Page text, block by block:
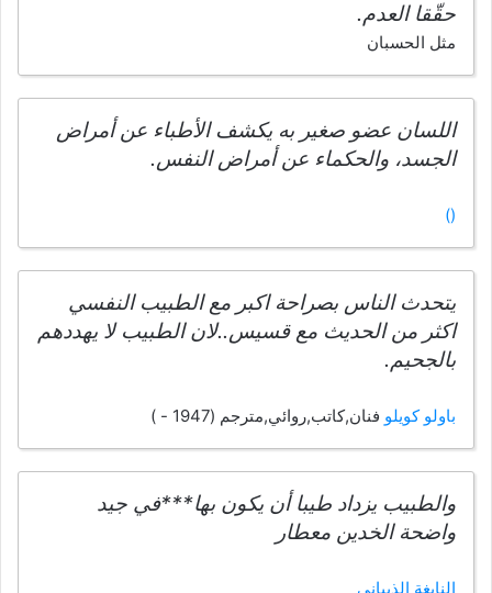
حقّقا العدم.
مثل الحسبان
اللسان عضو صغير به يكشف الأطباء عن أمراض
الجسد، والحكماء عن أمراض النفس.
()
يتحدث الناس بصراحة اكبر مع الطبيب النفسي
اكثر من الحديث مع قسيس..لان الطبيب لا يهددهم
بالجحيم.
باولو كويلو فنان,كاتب,روائي,مترجم (1947 - )
والطبيب يزداد طيبا أن يكون بها***في جيد
واضحة الخدين معطار
النابغة الذبياني